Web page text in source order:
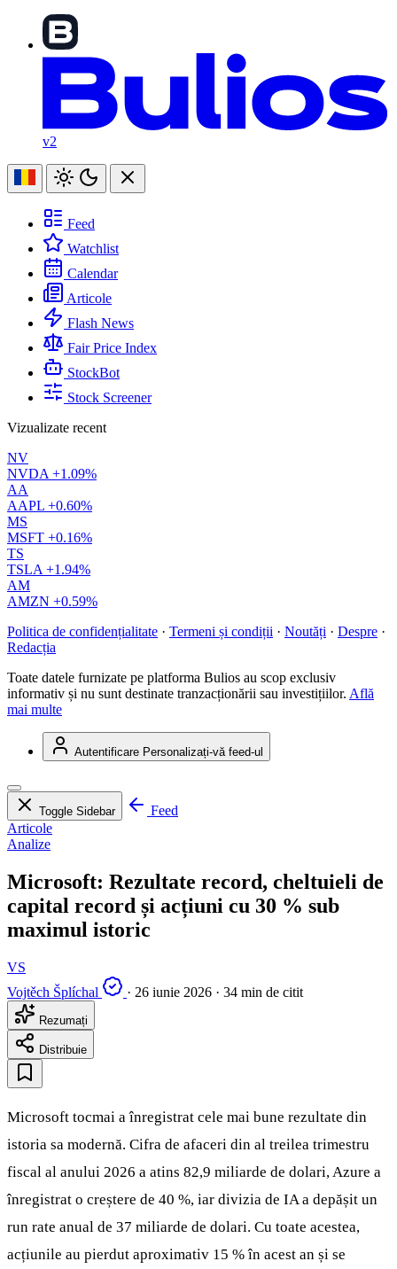
v2
Feed
Watchlist
Calendar
Articole
Flash News
Fair Price Index
StockBot
Stock Screener
Vizualizate recent
NV
NVDA +1.09%
AA
AAPL +0.60%
MS
MSFT +0.16%
TS
TSLA +1.94%
AM
AMZN +0.59%
Politica de confidențialitate · Termeni și condiții · Noutăți · Despre ·
Redacția
Toate datele furnizate pe platforma Bulios au scop exclusiv
informativ și nu sunt destinate tranzacționării sau investițiilor. Află
mai multe
Autentificare Personalizați-vă feed-ul
Toggle Sidebar
Feed
Articole
Analize
Microsoft: Rezultate record, cheltuieli de
capital record și acțiuni cu 30 % sub
maximul istoric
VS
Vojtěch Šplíchal
· 26 iunie 2026 · 34 min de citit
Rezumați
Distribuie
Microsoft tocmai a înregistrat cele mai bune rezultate din
istoria sa modernă. Cifra de afaceri din al treilea trimestru
fiscal al anului 2026 a atins 82,9 miliarde de dolari, Azure a
înregistrat o creștere de 40 %, iar divizia de IA a depășit un
run rate anual de 37 miliarde de dolari. Cu toate acestea,
acțiunile au pierdut aproximativ 15 % în acest an și se